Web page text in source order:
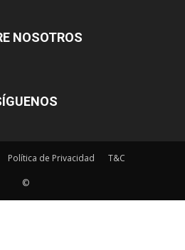
NOSOTROS
Política de Privacidad T&C
©